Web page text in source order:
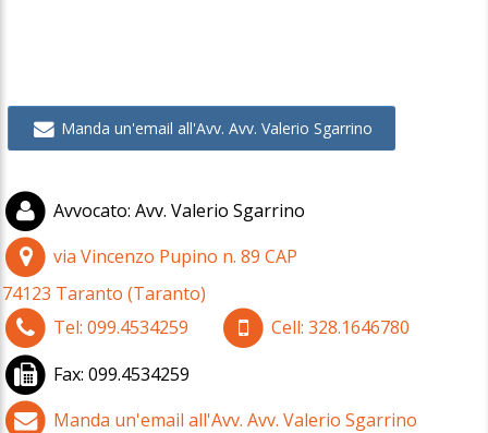
Manda un'email all'Avv. Avv. Valerio Sgarrino
Avvocato: Avv. Valerio Sgarrino
via Vincenzo Pupino n. 89 CAP
74123 Taranto (Taranto)
Tel: 099.4534259 Cell: 328.1646780
Fax: 099.4534259
Manda un'email all'Avv. Avv. Valerio Sgarrino